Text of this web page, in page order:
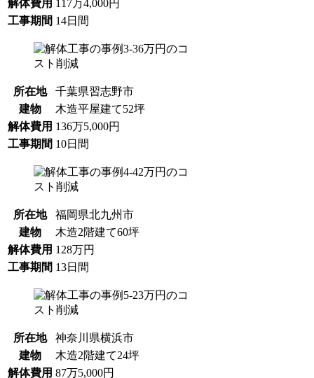
解体費用 117万4,000円
工事期間 14日間
所在地
千葉県習志野市
建物
木造平屋建て52坪
解体費用 136万5,000円
工事期間 10日間
所在地
福岡県北九州市
建物
木造2階建て60坪
解体費用 128万円
工事期間 13日間
所在地
神奈川県横浜市
建物
木造2階建て24坪
解体費用 87万5,000円